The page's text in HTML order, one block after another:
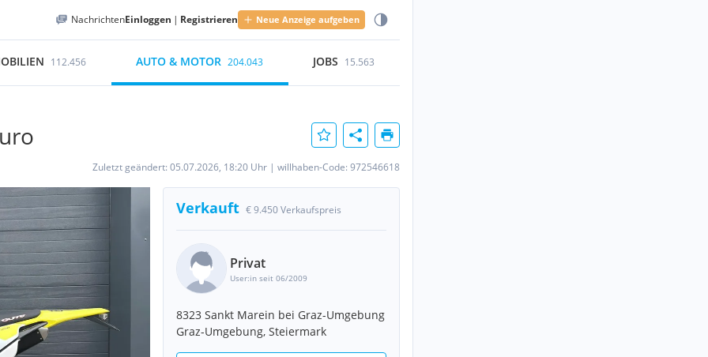
NachrichtenEinloggen | Registrieren Neue Anzeige aufgeben
112.456 AUTO & MOTOR 204.043 JOBS 15.563
Zuletzt geändert: 05.07.2026, 18:20 Uhr | willhaben-Code: 972546618
Verkauft € 9.450 Verkaufspreis
Privat
User:in seit 06/2009
8323 Sankt Marein bei Graz-Umgebung
Graz-Umgebung, Steiermark